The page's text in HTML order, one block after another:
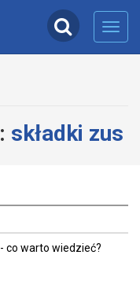
składki zus
co warto wiedzieć?